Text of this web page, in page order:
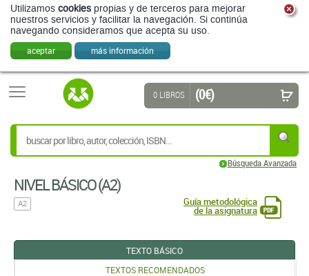
Utilizamos cookies propias y de terceros para mejorar
nuestros servicios y facilitar la navegación. Si continúa
navegando consideramos que acepta su uso.
aceptar más información
Búsqueda Avanzada
0 LIBROS (0 €)
NIVEL BÁSICO (A2)
A2 Guía metodológica
de la asignatura
TEXTO BÁSICO
TEXTOS RECOMENDADOS